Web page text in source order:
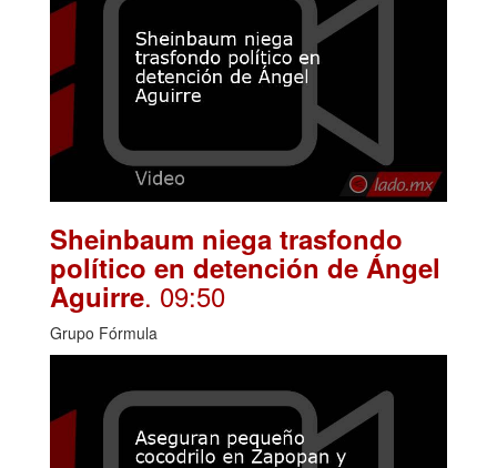
Sheinbaum niega trasfondo
político en detención de Ángel
Aguirre. 09:50
Grupo Fórmula